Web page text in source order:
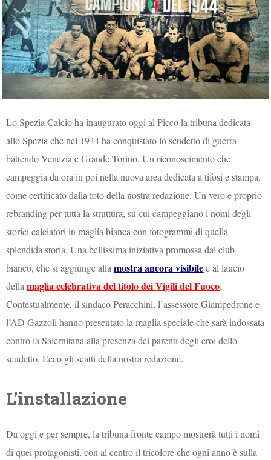
Lo Spezia Calcio ha inaugurato oggi al Picco la tribuna dedicata
allo Spezia che nel 1944 ha conquistato lo scudetto di guerra
battendo Venezia e Grande Torino. Un riconoscimento che
campeggia da ora in poi nella nuova area dedicata a tifosi e stampa,
come certificato dalla foto della nostra redazione. Un vero e proprio
rebranding per tutta la struttura, su cui campeggiano i nomi degli
storici calciatori in maglia bianca con fotogrammi di quella
splendida storia. Una bellissima iniziativa promossa dal club
bianco, che si aggiunge allamostra ancora visibilee al lancio
dellamaglia celebrativa del titolo dei Vigili del Fuoco.
Contestualmente, il sindaco Peracchini, l’assessore Giampedrone e
l’AD Gazzoli hanno presentato la maglia speciale che sarà indossata
contro la Salernitana alla presenza dei parenti degli eroi dello
scudetto. Ecco gli scatti della nostra redazione.
L’installazione
Da oggi e per sempre, la tribuna fronte campo mostrerà tutti i nomi
di quei protagonisti, con al centro il tricolore che ogni anno è sulla